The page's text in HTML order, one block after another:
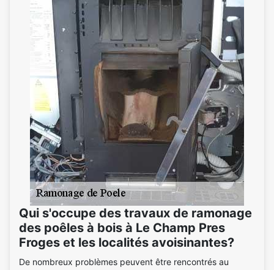
Qui s'occupe des travaux de ramonage
des poêles à bois à Le Champ Pres
Froges et les localités avoisinantes?
De nombreux problèmes peuvent être rencontrés au